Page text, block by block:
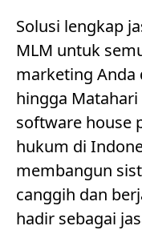
Solusi lengkap
MLM untuk
marketing Anda
hingga
software house
hukum di
membangun
canggih dan
hadir sebagai